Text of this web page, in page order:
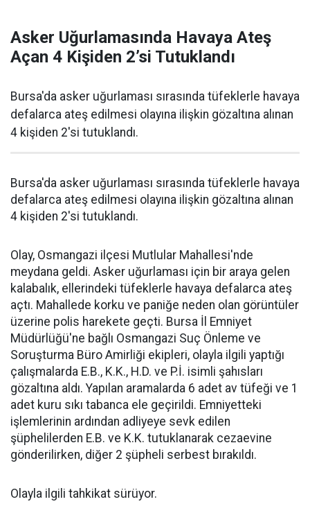
Asker Uğurlamasında Havaya Ateş
Açan 4 Kişiden 2’si Tutuklandı
Bursa'da asker uğurlaması sırasında tüfeklerle havaya
defalarca ateş edilmesi olayına ilişkin gözaltına alınan
4 kişiden 2'si tutuklandı.
Bursa'da asker uğurlaması sırasında tüfeklerle havaya
defalarca ateş edilmesi olayına ilişkin gözaltına alınan
4 kişiden 2'si tutuklandı.
Olay, Osmangazi ilçesi Mutlular Mahallesi'nde
meydana geldi. Asker uğurlaması için bir araya gelen
kalabalık, ellerindeki tüfeklerle havaya defalarca ateş
açtı. Mahallede korku ve paniğe neden olan görüntüler
üzerine polis harekete geçti. Bursa İl Emniyet
Müdürlüğü'ne bağlı Osmangazi Suç Önleme ve
Soruşturma Büro Amirliği ekipleri, olayla ilgili yaptığı
çalışmalarda E.B., K.K., H.D. ve P.İ. isimli şahısları
gözaltına aldı. Yapılan aramalarda 6 adet av tüfeği ve 1
adet kuru sıkı tabanca ele geçirildi. Emniyetteki
işlemlerinin ardından adliyeye sevk edilen
şüphelilerden E.B. ve K.K. tutuklanarak cezaevine
gönderilirken, diğer 2 şüpheli serbest bırakıldı.
Olayla ilgili tahkikat sürüyor.